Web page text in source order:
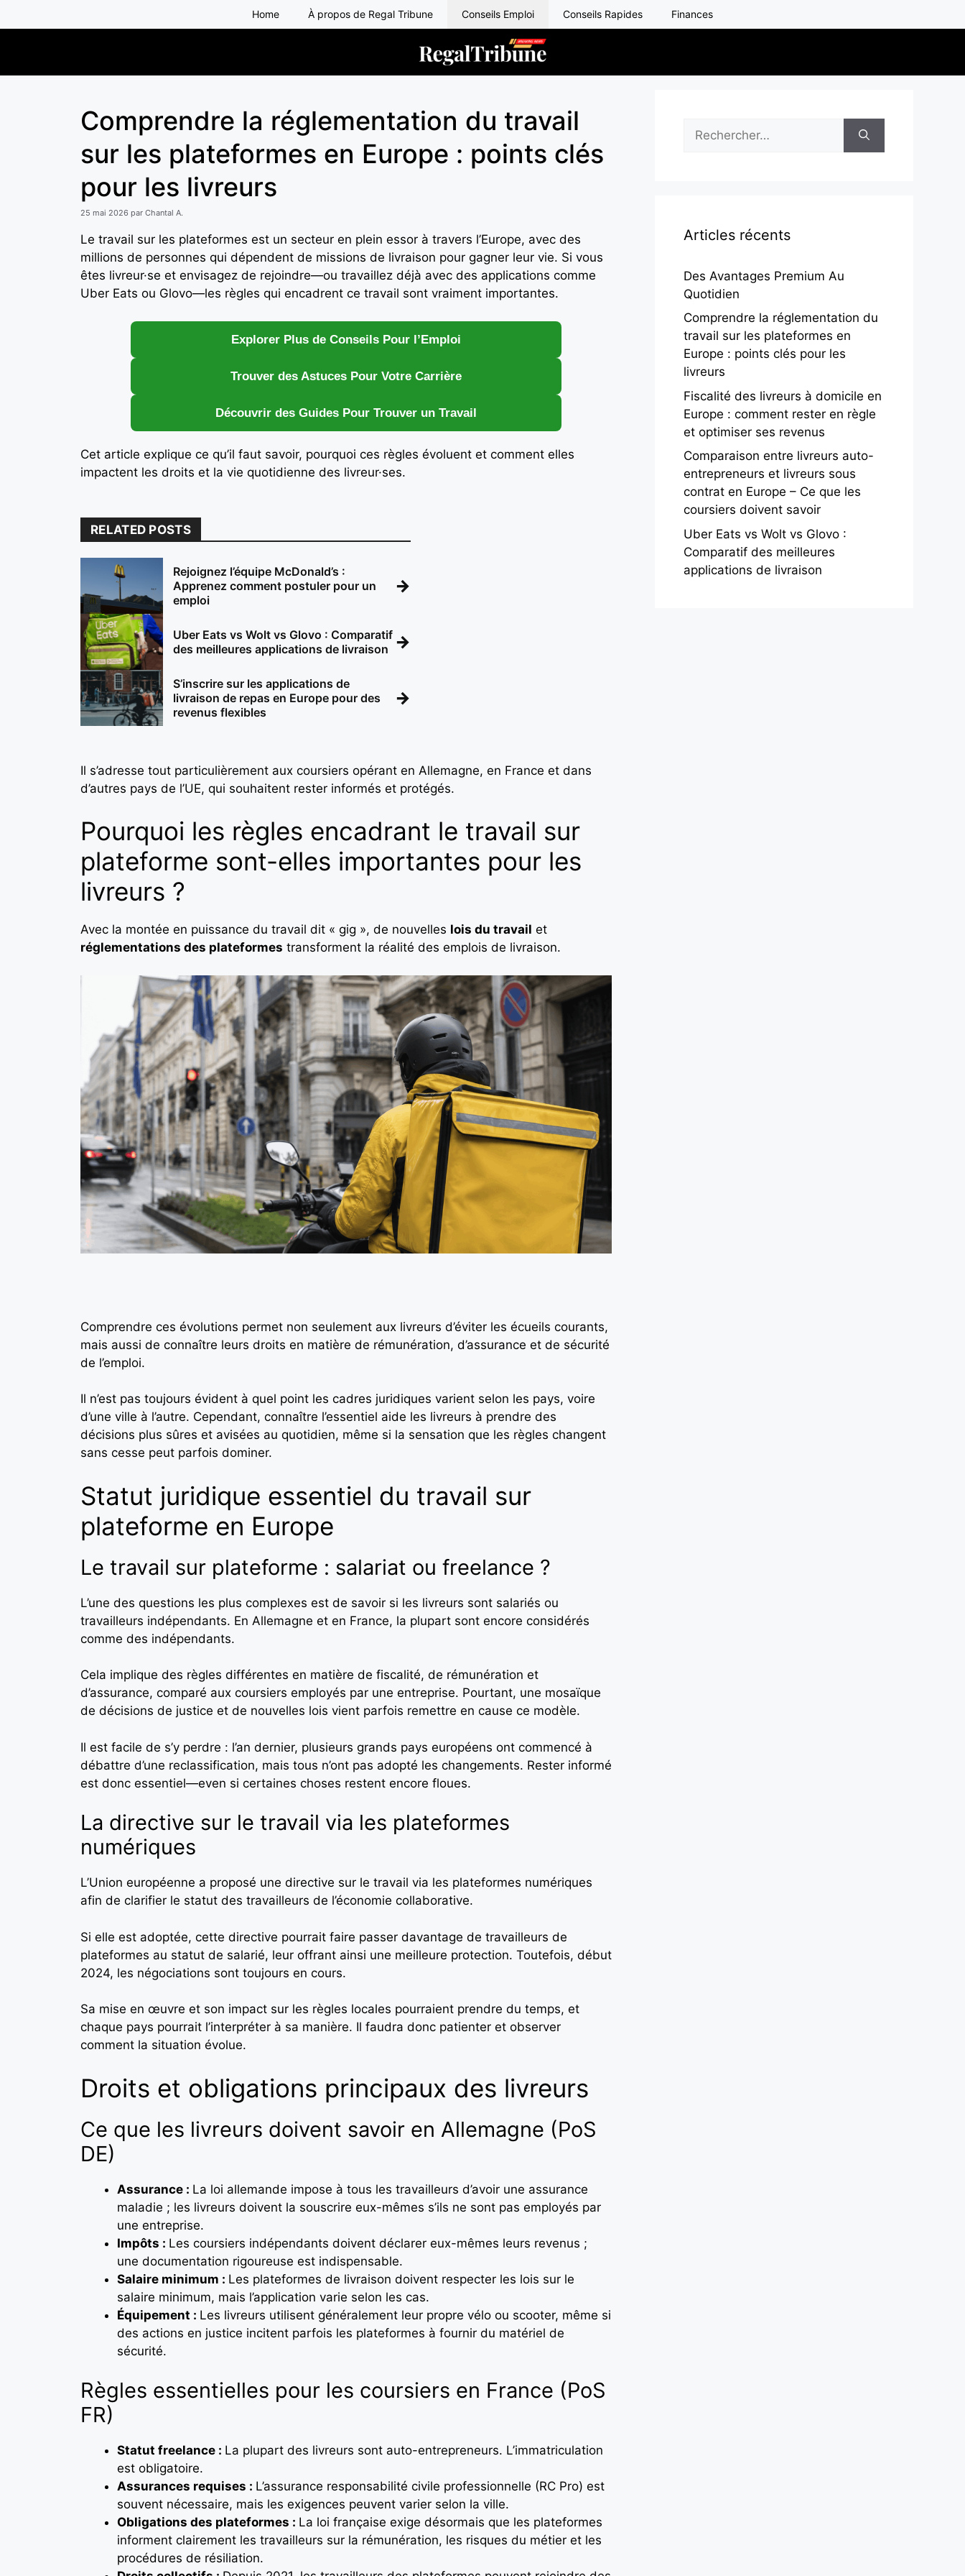
au
Home À propos de Regal Tribune Conseils Emploi Conseils Rapides Finances
Comprendre la réglementation du travail
sur les plateformes en Europe : points clés
pour les livreurs
25 mai 2026 par Chantal A.
Le travail sur les plateformes est un secteur en plein essor à travers l’Europe, avec des
millions de personnes qui dépendent de missions de livraison pour gagner leur vie. Si vous
êtes livreur·se et envisagez de rejoindre—ou travaillez déjà avec des applications comme
Uber Eats ou Glovo—les règles qui encadrent ce travail sont vraiment importantes.
Explorer Plus de Conseils Pour l’Emploi
Trouver des Astuces Pour Votre Carrière
Découvrir des Guides Pour Trouver un Travail
Cet article explique ce qu’il faut savoir, pourquoi ces règles évoluent et comment elles
impactent les droits et la vie quotidienne des livreur·ses.
RELATED POSTS
Rejoignez l’équipe McDonald’s :
Apprenez comment postuler pour un
emploi
→
Uber Eats vs Wolt vs Glovo : Comparatif
des meilleures applications de livraison →
S’inscrire sur les applications de
livraison de repas en Europe pour des
revenus flexibles
→
Il s’adresse tout particulièrement aux coursiers opérant en Allemagne, en France et dans
d’autres pays de l’UE, qui souhaitent rester informés et protégés.
Pourquoi les règles encadrant le travail sur
plateforme sont-elles importantes pour les
livreurs ?
Avec la montée en puissance du travail dit « gig », de nouvelles lois du travail et
réglementations des plateformes transforment la réalité des emplois de livraison.
Comprendre ces évolutions permet non seulement aux livreurs d’éviter les écueils courants,
mais aussi de connaître leurs droits en matière de rémunération, d’assurance et de sécurité
de l’emploi.
Il n’est pas toujours évident à quel point les cadres juridiques varient selon les pays, voire
d’une ville à l’autre. Cependant, connaître l’essentiel aide les livreurs à prendre des
décisions plus sûres et avisées au quotidien, même si la sensation que les règles changent
sans cesse peut parfois dominer.
Statut juridique essentiel du travail sur
plateforme en Europe
Le travail sur plateforme : salariat ou freelance ?
L’une des questions les plus complexes est de savoir si les livreurs sont salariés ou
travailleurs indépendants. En Allemagne et en France, la plupart sont encore considérés
comme des indépendants.
Cela implique des règles différentes en matière de fiscalité, de rémunération et
d’assurance, comparé aux coursiers employés par une entreprise. Pourtant, une mosaïque
de décisions de justice et de nouvelles lois vient parfois remettre en cause ce modèle.
Il est facile de s’y perdre : l’an dernier, plusieurs grands pays européens ont commencé à
débattre d’une reclassification, mais tous n’ont pas adopté les changements. Rester informé
est donc essentiel—even si certaines choses restent encore floues.
La directive sur le travail via les plateformes
numériques
L’Union européenne a proposé une directive sur le travail via les plateformes numériques
afin de clarifier le statut des travailleurs de l’économie collaborative.
Si elle est adoptée, cette directive pourrait faire passer davantage de travailleurs de
plateformes au statut de salarié, leur offrant ainsi une meilleure protection. Toutefois, début
2024, les négociations sont toujours en cours.
Sa mise en œuvre et son impact sur les règles locales pourraient prendre du temps, et
chaque pays pourrait l’interpréter à sa manière. Il faudra donc patienter et observer
comment la situation évolue.
Droits et obligations principaux des livreurs
Ce que les livreurs doivent savoir en Allemagne (PoS
DE)
Assurance : La loi allemande impose à tous les travailleurs d’avoir une assurance
maladie ; les livreurs doivent la souscrire eux-mêmes s’ils ne sont pas employés par
une entreprise.
Impôts : Les coursiers indépendants doivent déclarer eux-mêmes leurs revenus ;
une documentation rigoureuse est indispensable.
Salaire minimum : Les plateformes de livraison doivent respecter les lois sur le
salaire minimum, mais l’application varie selon les cas.
Équipement : Les livreurs utilisent généralement leur propre vélo ou scooter, même si
des actions en justice incitent parfois les plateformes à fournir du matériel de
sécurité.
Règles essentielles pour les coursiers en France (PoS
FR)
Statut freelance : La plupart des livreurs sont auto-entrepreneurs. L’immatriculation
est obligatoire.
Assurances requises : L’assurance responsabilité civile professionnelle (RC Pro) est
souvent nécessaire, mais les exigences peuvent varier selon la ville.
Obligations des plateformes : La loi française exige désormais que les plateformes
informent clairement les travailleurs sur la rémunération, les risques du métier et les
procédures de résiliation.
Articles récents
Des Avantages Premium Au
Quotidien
Comprendre la réglementation du
travail sur les plateformes en
Europe : points clés pour les
livreurs
Fiscalité des livreurs à domicile en
Europe : comment rester en règle
et optimiser ses revenus
Comparaison entre livreurs auto-
entrepreneurs et livreurs sous
contrat en Europe – Ce que les
coursiers doivent savoir
Uber Eats vs Wolt vs Glovo :
Comparatif des meilleures
applications de livraison